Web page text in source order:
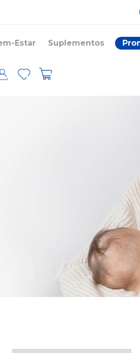
Estar Suplementos